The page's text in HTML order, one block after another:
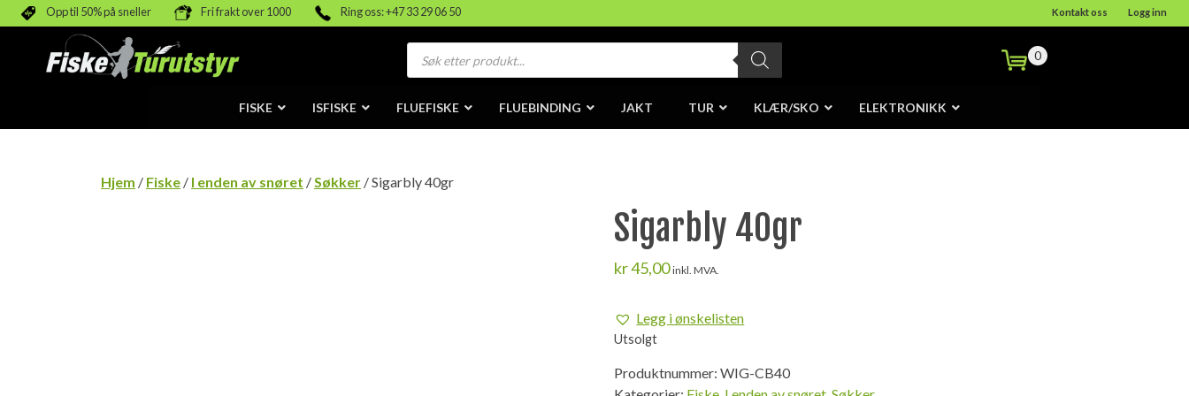
Opp til 50% på sneller Fri frakt over 1000 Ring oss: +47 33 29 06 50 Kontakt oss Logg inn
Products
search
0
FISKE ISFISKE FLUEFISKE FLUEBINDING JAKT TUR KLÆR/SKO ELEKTRONIKK
Hjem / Fiske / I enden av snøret /Søkker / Sigarbly 40gr
Sigarbly 40gr
kr45,00 inkl. MVA.
Legg i ønskelisten
Utsolgt
Produktnummer:WIG-CB40